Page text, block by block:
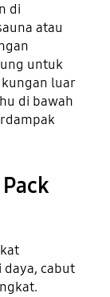
di
atau
untuk
luar
di bawah
cabut